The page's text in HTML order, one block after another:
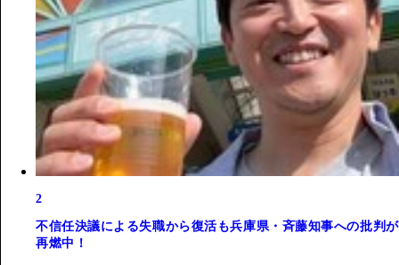
2
不信任決議による失職から復活も兵庫県・斉藤知事への批判が
再燃中！